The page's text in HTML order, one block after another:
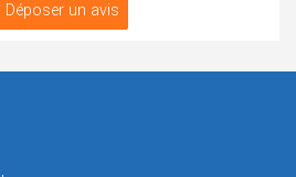
Déposer un avis